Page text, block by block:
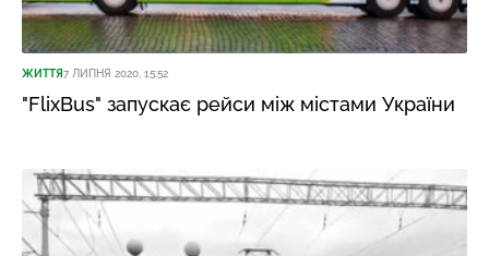
ЖИТТЯ7 ЛИПНЯ 2020, 15:52
"FlixBus" запускає рейси між містами України